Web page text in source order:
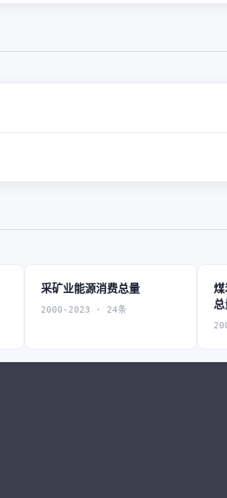
采矿业能源消费总量
2000-2023 · 24条
煤